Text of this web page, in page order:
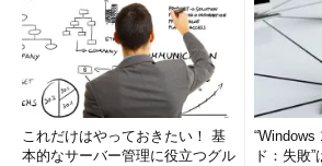
これだけはやっておきたい！ 基
本的なサーバー管理に役立つグル
“Windows
ド：失敗